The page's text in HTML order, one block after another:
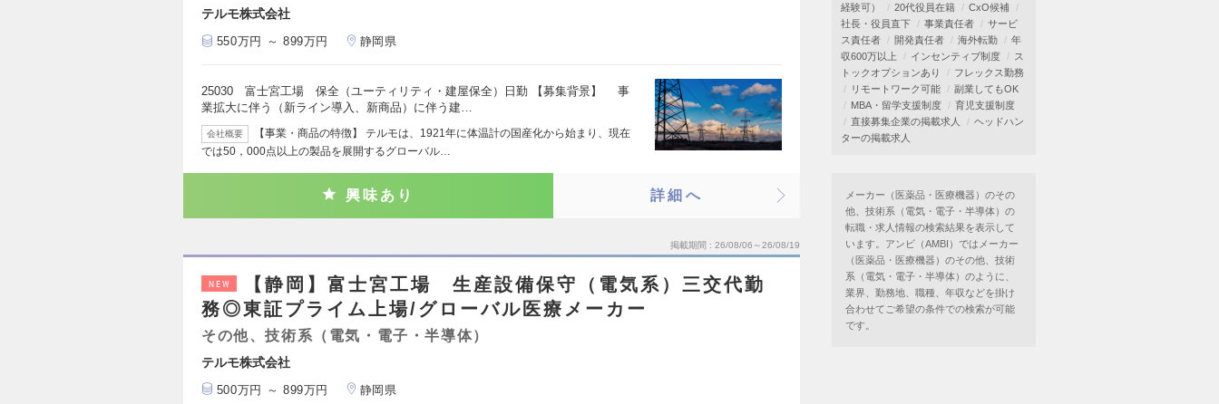
テルモ株式会社
550万円 ～ 899万円 静岡県
25030 富士宮工場 保全（ユーティリティ・建屋保全）日勤 【募集背景】 事
業拡大に伴う（新ライン導入、新商品）に伴う建…
会社概要
【事業・商品の特徴】 テルモは、1921年に体温計の国産化から始まり、現在
では50，000点以上の製品を展開するグローバル…
興味あり 詳細へ
掲載期間 26/08/06～26/08/19
NEW
【静岡】富士宮工場 生産設備保守（電気系）三交代勤
務◎東証プライム上場/グローバル医療メーカー
その他、技術系（電気・電子・半導体）
テルモ株式会社
500万円 ～ 899万円 静岡県
経験可）
20代役員在籍
CxO候補
社長・役員直下
事業責任者
サービ
ス責任者
開発責任者 海外転勤
年
収600万以上
インセンティブ制度
ス
トックオプションあり
フレックス勤務
リモートワーク可能
副業してもOK
MBA・留学支援制度
育児支援制度
直接募集企業の掲載求人
ヘッドハン
ターの掲載求人
メーカー（医薬品・医療機器）のその
他、技術系（電気・電子・半導体）の
転職・求人情報の検索結果を表示して
います。アンビ（AMBI）ではメーカー
（医薬品・医療機器）のその他、技術
系（電気・電子・半導体）のように、
業界、勤務地、職種、年収などを掛け
合わせてご希望の条件での検索が可能
です。